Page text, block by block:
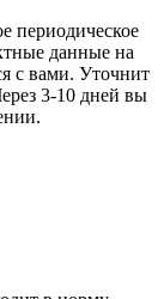
периодическое
данные на
с вами. Уточнит
3-10 дней вы